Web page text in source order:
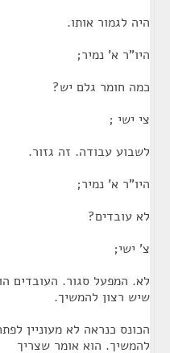
היה לגמור אותו.
היו"ר א' נמיר;
כמה חומר גלם יש?
צי ישי ;
לשבוע עבודה. זה גזור.
היו"ר א' נמיר;
לא עובדים?
צ' ישי;
לא. המפעל סגור. העובדים
שיש רצון להמשיך.
הכונס כנראה לא מעוניין
להמשיך. הוא אומר שצריך